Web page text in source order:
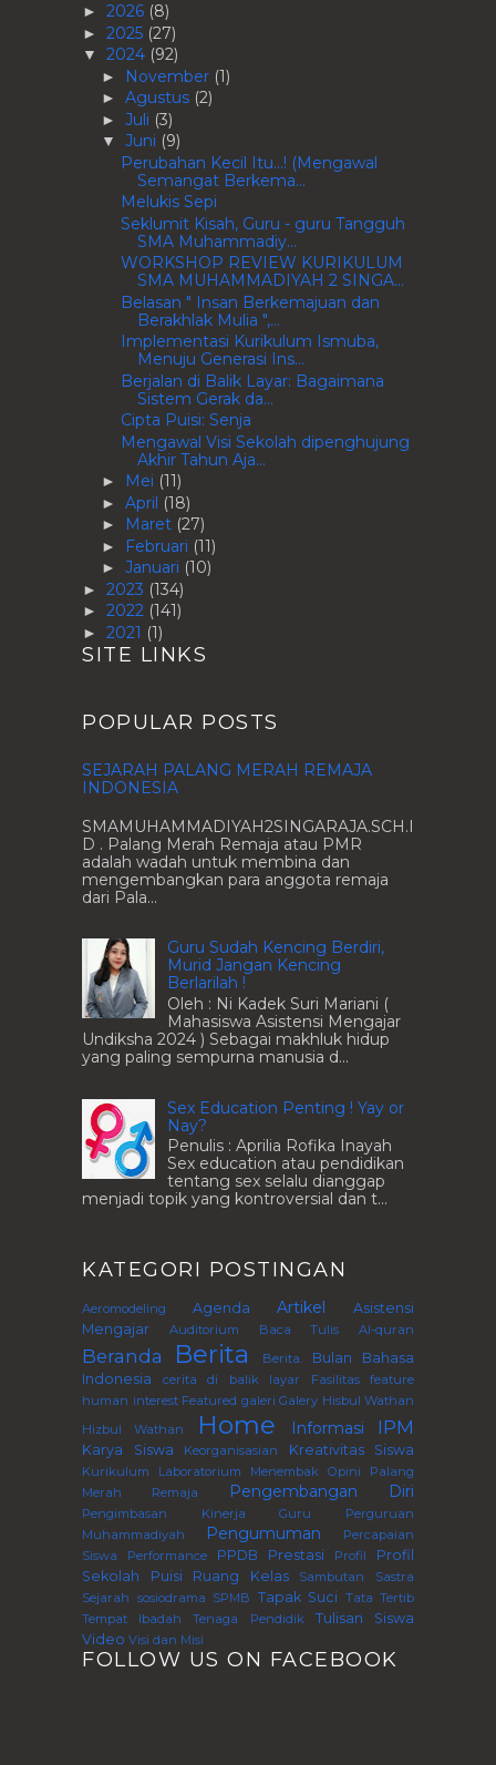
► 2026 (8)
► 2025 (27)
▼ 2024 (92)
► November (1)
► Agustus (2)
► Juli (3)
▼ Juni (9)
Perubahan Kecil Itu...! (Mengawal
Semangat Berkema...
Melukis Sepi
Seklumit Kisah, Guru - guru Tangguh
SMA Muhammadiy...
WORKSHOP REVIEW KURIKULUM
SMA MUHAMMADIYAH 2 SINGA...
Belasan " Insan Berkemajuan dan
Berakhlak Mulia ",...
Implementasi Kurikulum Ismuba,
Menuju Generasi Ins...
Berjalan di Balik Layar: Bagaimana
Sistem Gerak da...
Cipta Puisi: Senja
Mengawal Visi Sekolah dipenghujung
Akhir Tahun Aja...
► Mei (11)
► April (18)
► Maret (27)
► Februari (11)
► Januari (10)
► 2023 (134)
► 2022 (141)
► 2021 (1)
SITE LINKS
POPULAR POSTS
SEJARAH PALANG MERAH REMAJA
INDONESIA
SMAMUHAMMADIYAH2SINGARAJA.SCH.I
D . Palang Merah Remaja atau PMR
adalah wadah untuk membina dan
mengembangkan para anggota remaja
dari Pala...
Guru Sudah Kencing Berdiri,
Murid Jangan Kencing
Berlarilah !
Oleh : Ni Kadek Suri Mariani (
Mahasiswa Asistensi Mengajar
Undiksha 2024 ) Sebagai makhluk hidup
yang paling sempurna manusia d...
Sex Education Penting ! Yay or
Nay?
Penulis : Aprilia Rofika Inayah
Sex education atau pendidikan
tentang sex selalu dianggap
menjadi topik yang kontroversial dan t...
KATEGORI POSTINGAN
Aeromodeling Agenda Artikel
Asistensi
Mengajar
Auditorium Baca Tulis Al-quran
Beranda Berita Berita.
Bulan Bahasa
Indonesia
cerita di balik layar Fasilitas
feature
human interest Featured galeri Galery Hisbul Wathan
Hizbul Wathan
Home Informasi IPM
Karya Siswa Keorganisasian Kreativitas Siswa
Kurikulum Laboratorium Menembak Opini
Palang
Merah Remaja
Pengembangan Diri
Pengimbasan Kinerja Guru Perguruan
Muhammadiyah
Pengumuman
Percapaian
Siswa
Performance PPDB Prestasi Profil
Profil
Sekolah
Puisi Ruang Kelas Sambutan
Sastra
Sejarah sosiodrama SPMB Tapak Suci Tata Tertib
Tempat Ibadah
Tenaga Pendidik
Tulisan Siswa
Video Visi dan Misi
FOLLOW US ON FACEBOOK